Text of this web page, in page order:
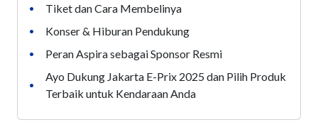
• Tiket dan Cara Membelinya
• Konser & Hiburan Pendukung
• Peran Aspira sebagai Sponsor Resmi
•
Ayo Dukung Jakarta E-Prix 2025 dan Pilih Produk
Terbaik untuk Kendaraan Anda